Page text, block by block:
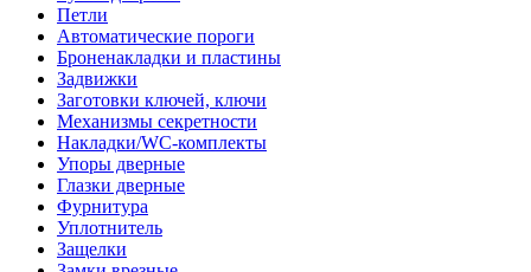
Петли
Автоматические пороги
Броненакладки и пластины
Задвижки
Заготовки ключей, ключи
Механизмы секретности
Накладки/WC-комплекты
Упоры дверные
Глазки дверные
Фурнитура
Уплотнитель
Защелки